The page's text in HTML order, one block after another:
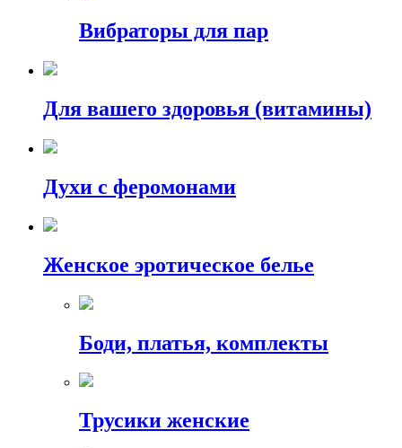
Вибраторы для пар
Для вашего здоровья (витамины)
Духи с феромонами
Женское эротическое белье
Боди, платья, комплекты
Трусики женские